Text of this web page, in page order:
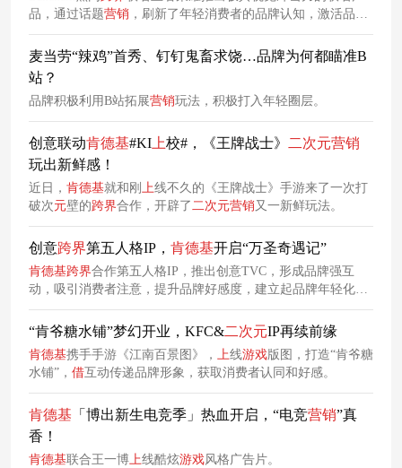
品，通过话题营销 ，刷新了年轻消费者的品牌认知，激活品牌
年轻化活力。
麦当劳“辣鸡”首秀、钉钉鬼畜求饶…品牌为何都瞄准B
站？
品牌积极利用B站拓展营销玩法，积极打入年轻圈层。
创意联动肯德基#KI 上校#，《王牌战士》 二次元营销
玩出新鲜感！
近日， 肯德基就和刚 上线不久的《王牌战士》手游来了一次打
破次元壁的跨界合作，开辟了二次元营销 又一新鲜玩法。
创意跨界第五人格IP， 肯德基开启“万圣奇遇记”
肯德基跨界合作第五人格IP，推出创意TVC，形成品牌强互
动，吸引消费者注意，提升品牌好感度，建立起品牌年轻化形
象。
“肯爷糖水铺”梦幻开业，KFC&二次元IP再续前缘
肯德基携手手游《江南百景图》， 上线游戏版图，打造“肯爷糖
水铺”， 借互动传递品牌形象，获取消费者认同和好感。
肯德基 「博出新生电竞季」热血开启，“电竞营销”真
香！
肯德基联合王一博上线酷炫游戏风格广告片。